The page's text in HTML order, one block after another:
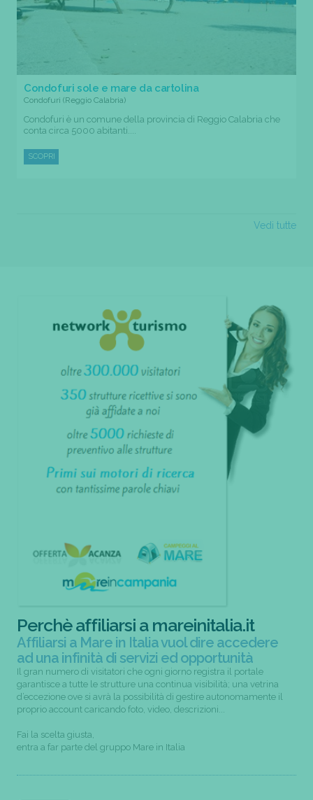
Condofuri sole e mare da cartolina
Condofuri (Reggio Calabria)
Condofuri è un comune della provincia di Reggio Calabria che
conta circa 5000 abitanti....
SCOPRI
Vedi tutte
Perchè affiliarsi a mareinitalia.it
Affiliarsi a Mare in Italia vuol dire accedere
ad una infinità di servizi ed opportunità
Il gran numero di visitatori che ogni giorno registra il portale
garantisce a tutte le strutture una continua visibilità; una vetrina
d’eccezione ove si avrà la possibilità di gestire autonomamente il
proprio account caricando foto, video, descrizioni...
Fai la scelta giusta,
entra a far parte del gruppo Mare in Italia